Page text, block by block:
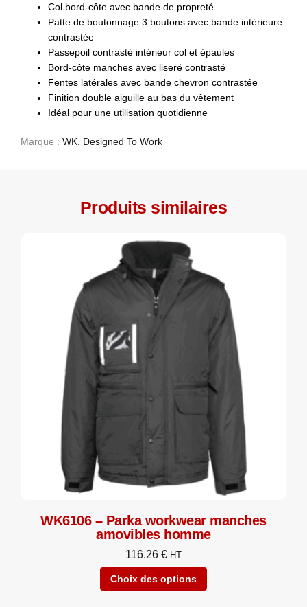
Col bord-côte avec bande de propreté
Patte de boutonnage 3 boutons avec bande intérieure
contrastée
Passepoil contrasté intérieur col et épaules
Bord-côte manches avec liseré contrasté
Fentes latérales avec bande chevron contrastée
Finition double aiguille au bas du vêtement
Idéal pour une utilisation quotidienne
Marque : WK. Designed To Work
Produits similaires
WK6106 – Parka workwear manches
amovibles homme
116.26 € HT
Choix des options